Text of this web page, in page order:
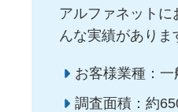
アルファネットに
んな実績がありま
お客様業種：一
調査面積：約